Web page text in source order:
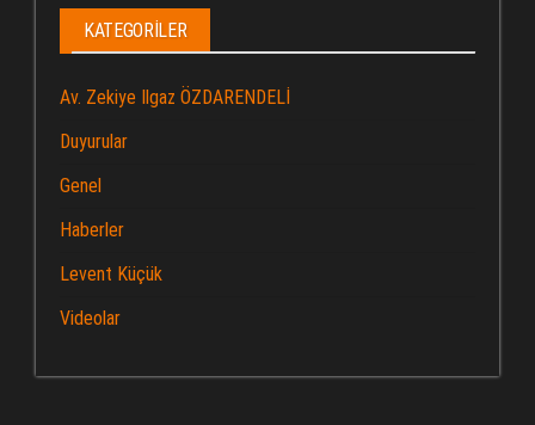
KATEGORILER
Av. Zekiye Ilgaz ÖZDARENDELİ
Duyurular
Genel
Haberler
Levent Küçük
Videolar